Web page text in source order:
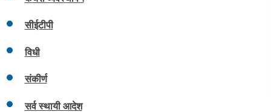
सीईटीपी
विधी
संकीर्ण
सर्व स्थायी आदेश